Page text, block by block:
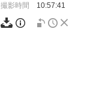
撮影時間
10:57:41